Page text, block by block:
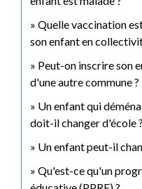
Quelle vaccination
son enfant en
Peut-on inscrire son
d'une autre commune ?
Un enfant qui
doit-il changer d'école ?
Un enfant peut-il
Qu'est-ce qu'un